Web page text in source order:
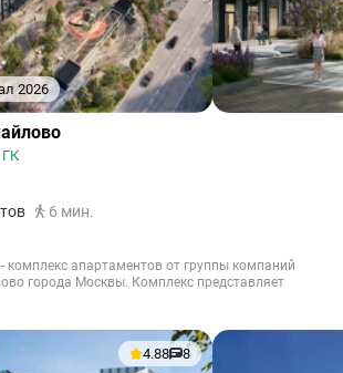
2026
6 мин.
комплекс апартаментов от группы компаний
города Москвы. Комплекс представляет
4.88 8